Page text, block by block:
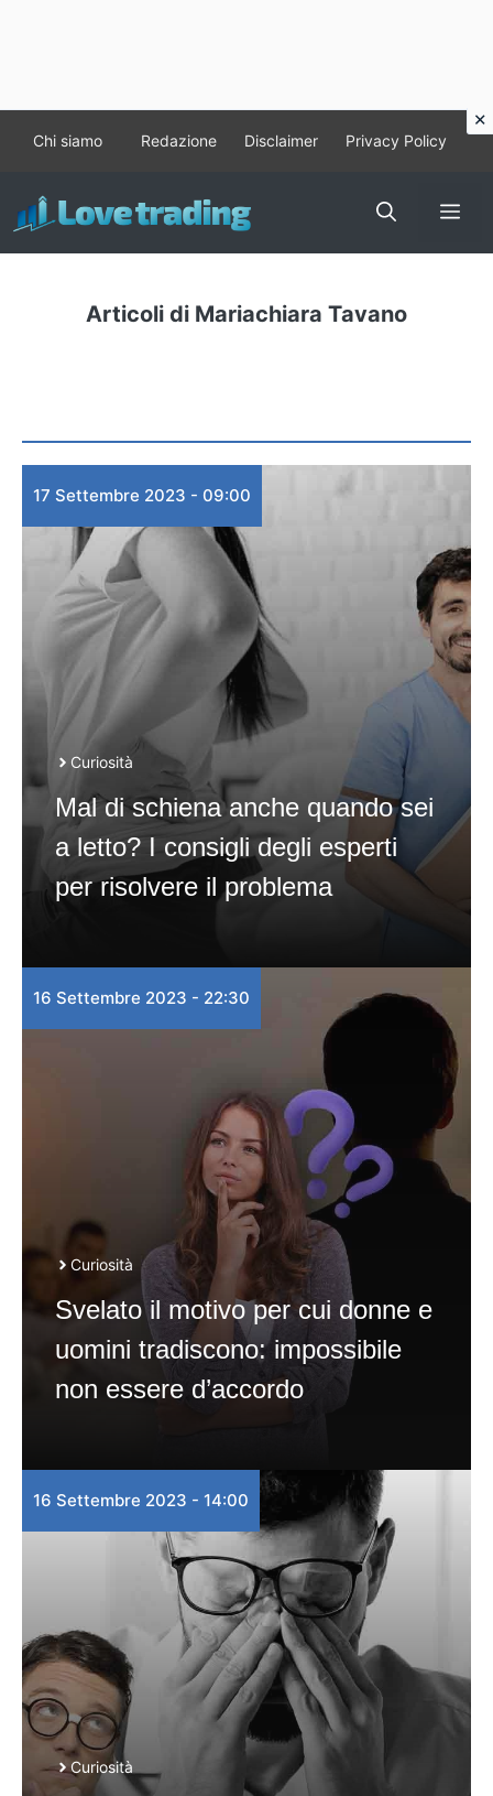
contenuto
Chi siamo Redazione Disclaimer Privacy Policy
Articoli di Mariachiara Tavano
17 Settembre 2023 - 09:00
Curiosità
Mal di schiena anche quando sei
a letto? I consigli degli esperti
per risolvere il problema
16 Settembre 2023 - 22:30
Curiosità
Svelato il motivo per cui donne e
uomini tradiscono: impossibile
non essere d’accordo
16 Settembre 2023 - 14:00
Curiosità